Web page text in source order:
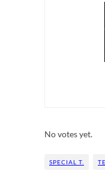
No votes yet.
SPECIAL T.